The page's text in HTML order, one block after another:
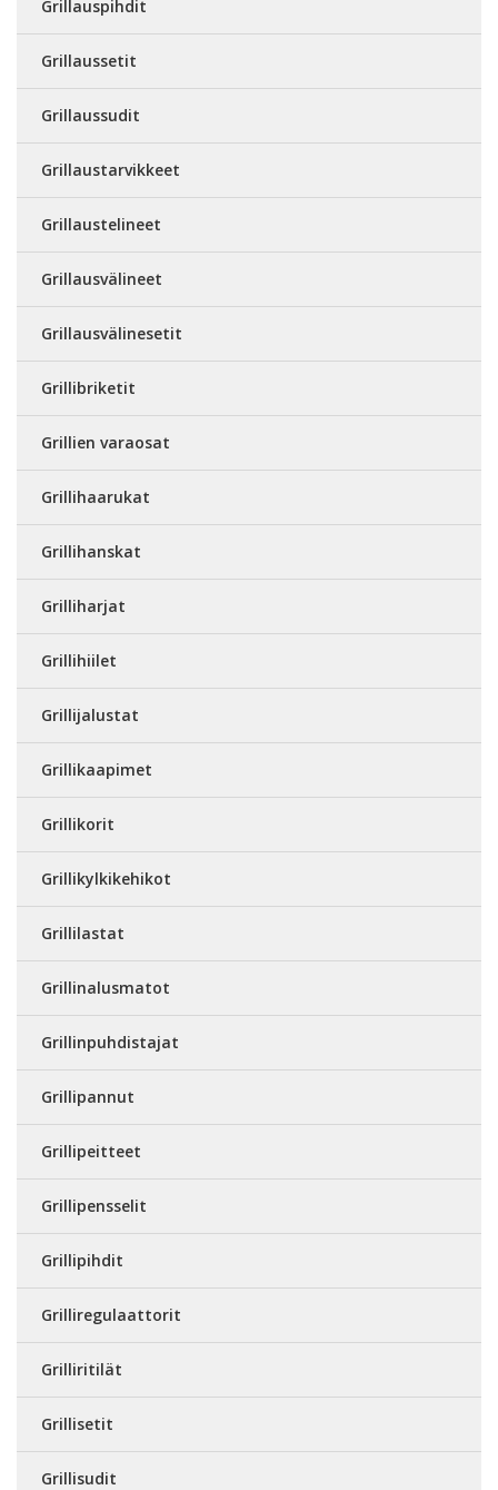
Grillauspihdit
Grillaussetit
Grillaussudit
Grillaustarvikkeet
Grillaustelineet
Grillausvälineet
Grillausvälinesetit
Grillibriketit
Grillien varaosat
Grillihaarukat
Grillihanskat
Grilliharjat
Grillihiilet
Grillijalustat
Grillikaapimet
Grillikorit
Grillikylkikehikot
Grillilastat
Grillinalusmatot
Grillinpuhdistajat
Grillipannut
Grillipeitteet
Grillipensselit
Grillipihdit
Grilliregulaattorit
Grilliritilät
Grillisetit
Grillisudit